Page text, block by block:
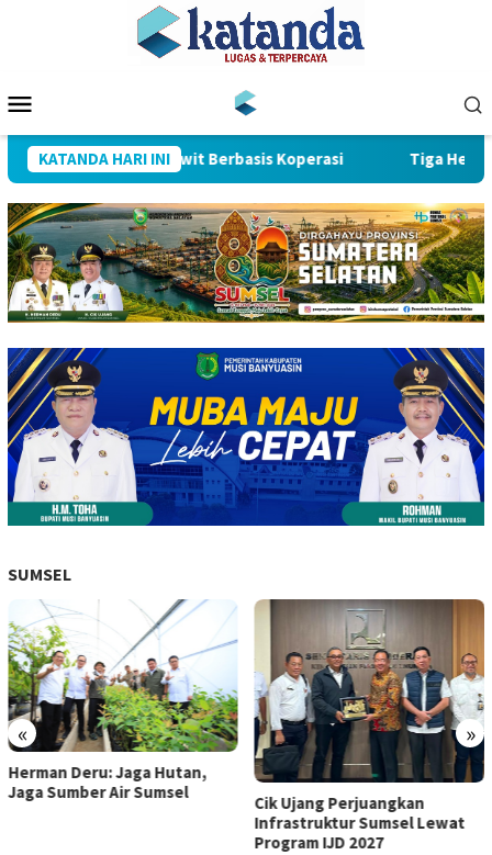
Mobile
KATANDA HARI INI
Pusat Hilirisasi Sawit Berbasis Koperasi Tiga Hektare
SUMSEL
« »
Herman Deru: Jaga Hutan,
Jaga Sumber Air Sumsel
Cik Ujang Perjuangkan
Infrastruktur Sumsel Lewat
Program IJD 2027